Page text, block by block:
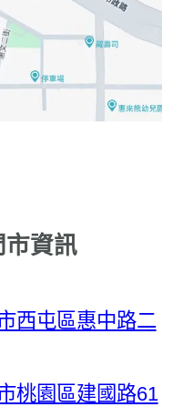
市資訊
西屯區惠中路二
桃園區建國路61